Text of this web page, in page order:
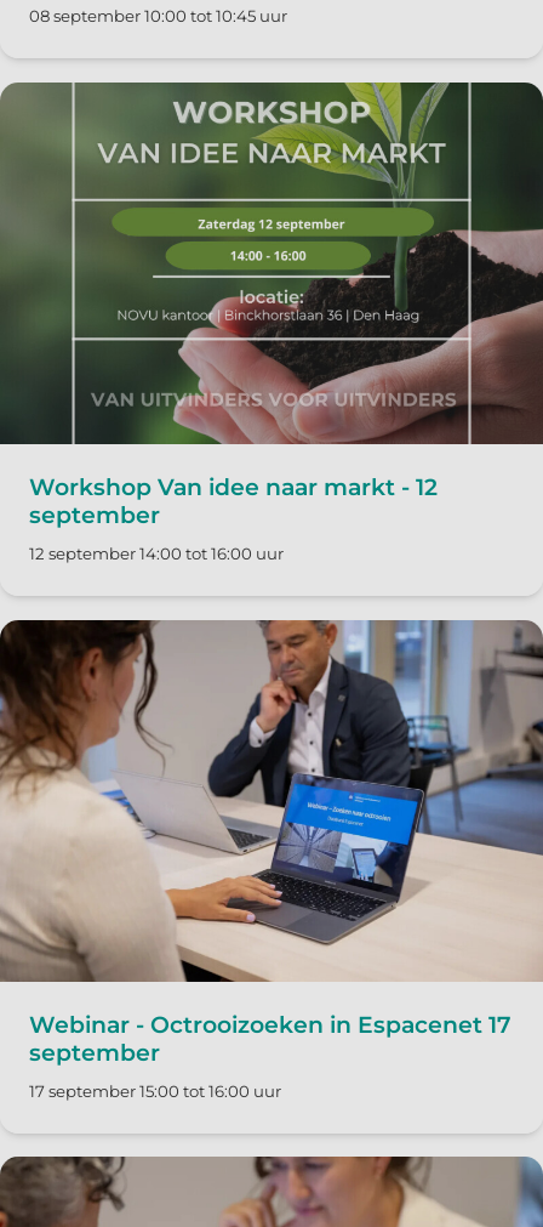
08 september 10:00 tot 10:45 uur
Workshop Van idee naar markt - 12
september
12 september 14:00 tot 16:00 uur
Webinar - Octrooizoeken in Espacenet 17
september
17 september 15:00 tot 16:00 uur